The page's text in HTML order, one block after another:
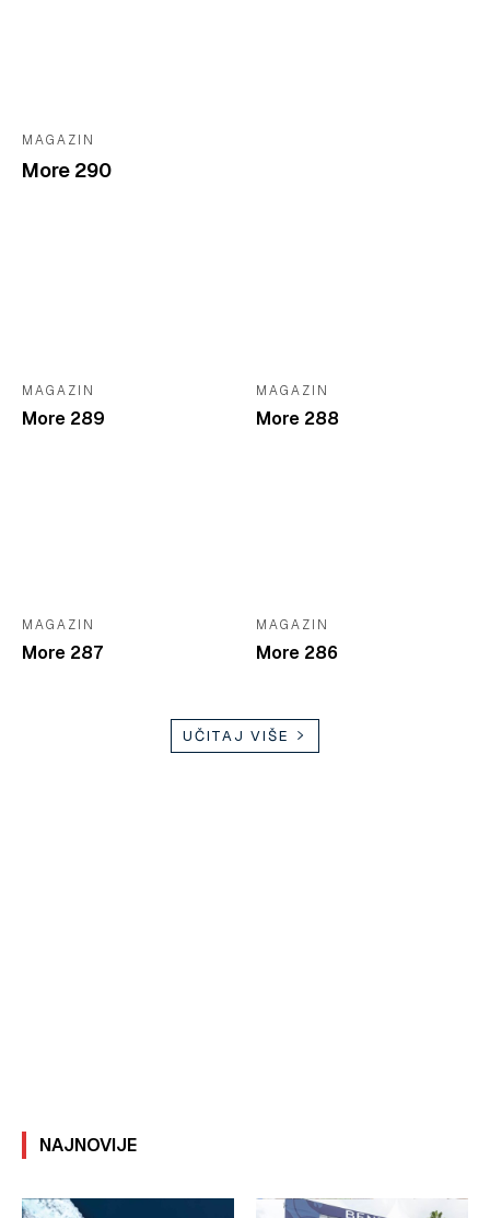
MAGAZIN
More 290
MAGAZIN
More 289
MAGAZIN
More 288
MAGAZIN
More 287
MAGAZIN
More 286
UČITAJ VIŠE
NAJNOVIJE